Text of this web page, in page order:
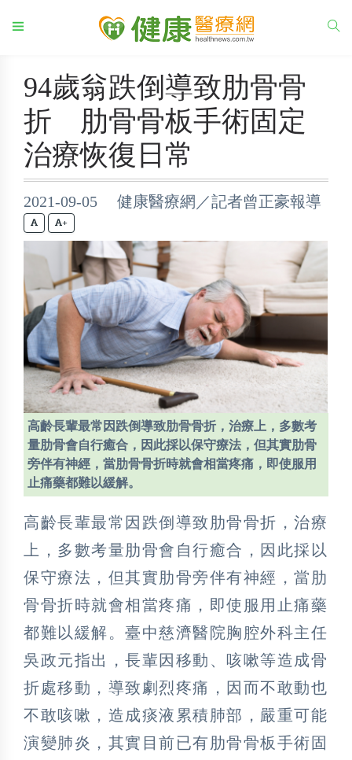
94歲翁跌倒導致肋骨骨
折 肋骨骨板手術固定
治療恢復日常
2021-09-05 健康醫療網／記者曾正豪報導
+
高齡長輩最常因跌倒導致肋骨骨折，治療上，多數考
量肋骨會自行癒合，因此採以保守療法，但其實肋骨
旁伴有神經，當肋骨骨折時就會相當疼痛，即使服用
止痛藥都難以緩解。
高齡長輩最常因跌倒導致肋骨骨折，治療
上，多數考量肋骨會自行癒合，因此採以
保守療法，但其實肋骨旁伴有神經，當肋
骨骨折時就會相當疼痛，即使服用止痛藥
都難以緩解。臺中慈濟醫院胸腔外科主任
吳政元指出，長輩因移動、咳嗽等造成骨
折處移動，導致劇烈疼痛，因而不敢動也
不敢咳嗽，造成痰液累積肺部，嚴重可能
演變肺炎，其實目前已有肋骨骨板手術固